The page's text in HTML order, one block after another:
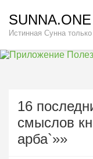
содержимому
(нажмите
Enter)
SUNNA.ONE
Истинная Сунна
16
смыслов
арба`»»